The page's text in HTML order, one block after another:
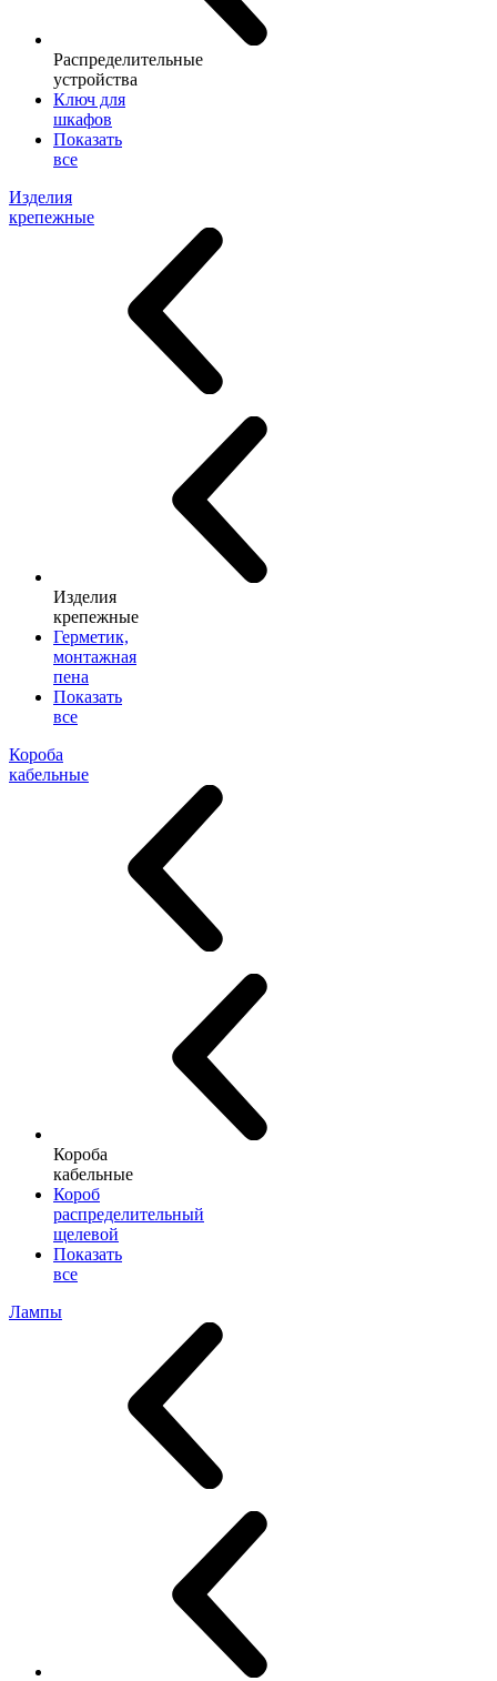
Распределительные
устройства
Ключ для
шкафов
Показать
все
Изделия
крепежные
Изделия
крепежные
Герметик,
монтажная
пена
Показать
все
Короба
кабельные
Короба
кабельные
Короб
распределительный
щелевой
Показать
все
Лампы